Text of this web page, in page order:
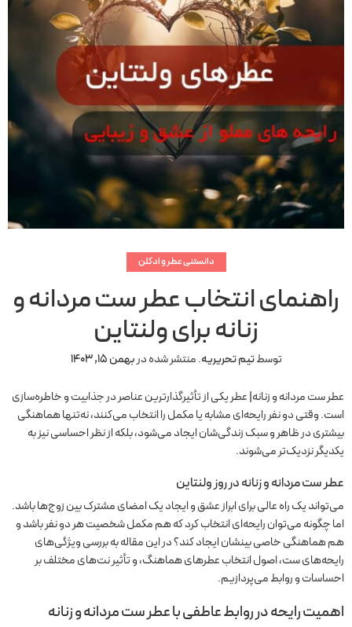
دانستنی عطر و ادکلن
راهنمای انتخاب عطر ست مردانه و
زنانه برای ولنتاین
توسطتیم تحریریه.منتشر شده دربهمن 15, 1403
عطر ست مردانه و زنانه| عطر یکی از تأثیرگذارترین عناصر در جذابیت و خاطره‌سازی
است. وقتی دو نفر رایحه‌ای مشابه یا مکمل را انتخاب می‌کنند، نه‌تنها هماهنگی
بیشتری در ظاهر و سبک زندگی‌شان ایجاد می‌شود، بلکه از نظر احساسی نیز به
یکدیگر نزدیک‌تر می‌شوند.
عطر ست مردانه و زنانه در روز ولنتاین
می‌تواند یک راه عالی برای ابراز عشق و ایجاد یک امضای مشترک بین زوج‌ها باشد.
اما چگونه می‌توان رایحه‌ای انتخاب کرد که هم مکمل شخصیت هر دو نفر باشد و
هم هماهنگی خاصی بینشان ایجاد کند؟ در این مقاله به بررسی ویژگی‌های
رایحه‌های ست، اصول انتخاب عطرهای هماهنگ، و تأثیر نت‌های مختلف بر
احساسات و روابط می‌پردازیم.
اهمیت رایحه در روابط عاطفی با عطر ست مردانه و زنانه